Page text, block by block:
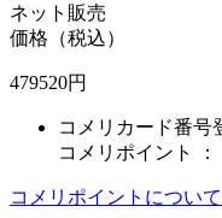
ネット販売
価格（税込）
479520円
コメリカード番号
コメリポイント ：
コメリポイントについて